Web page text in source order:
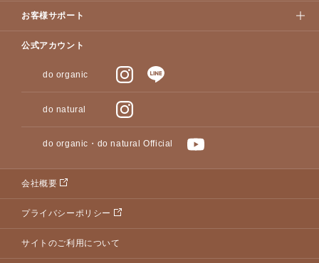
お客様サポート
公式アカウント
do organic
do natural
do organic・do natural Official
会社概要
プライバシーポリシー
サイトのご利用について